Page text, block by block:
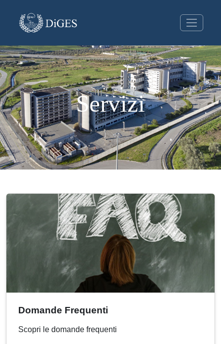
Servizi
Domande Frequenti
Scopri le domande frequenti